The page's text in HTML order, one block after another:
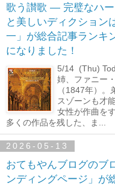
歌う讃歌 ― 完璧なハ
と美しいディクション
一」が総合記事ランキ
になりました！
5/14 (Thu)
姉、ファニー
（1847年）
スゾーンも才
女性が作曲を
多くの作品を残した、ま...
2026-05-13
おてもやんブログのブ
ンディングページ」が